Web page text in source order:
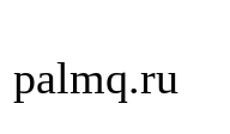
palmq.ru